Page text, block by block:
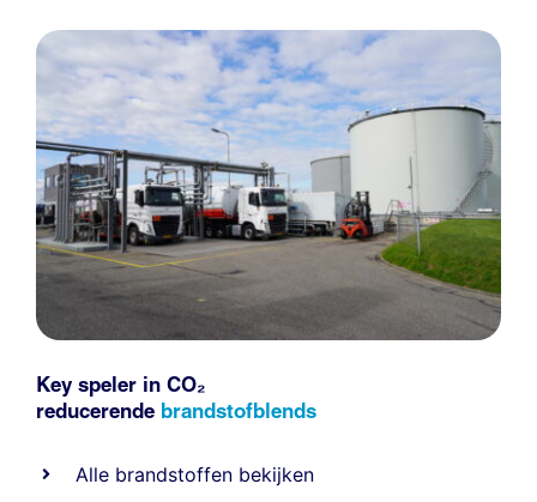
Key speler in CO₂
reducerende brandstofblends
Alle brandstoffen bekijken